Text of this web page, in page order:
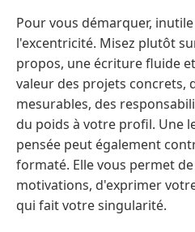
Pour vous démarquer,
l'excentricité. Misez plutôt
propos, une écriture fluide
valeur des projets concrets,
mesurables, des
du poids à votre profil. Une
pensée peut également
formaté. Elle vous permet
motivations, d'exprimer
qui fait votre singularité.